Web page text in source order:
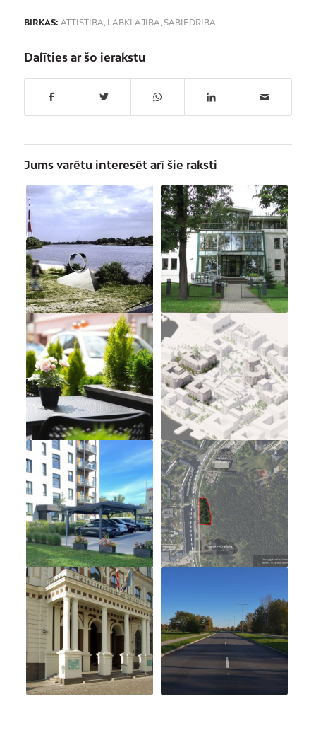
BIRKAS: ATTĪSTĪBA, LABKLĀJĪBA, SABIEDRĪBA
Dalīties ar šo ierakstu
Jums varētu interesēt arī šie raksti